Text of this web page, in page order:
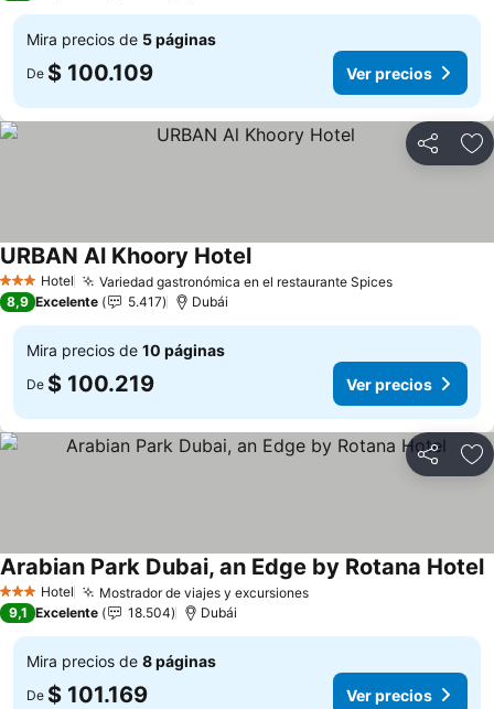
Mira precios de 5 páginas
De $ 100.109 Ver precios
Compartir
3 Estrellas
Hotel Variedad gastronómica en el restaurante SpicesVer precios
URBAN Al Khoory HotelVer precios
8,9 Excelente 5.417 Dubái
Mira precios de 10 páginas
De $ 100.219 Ver precios
Compartir
3 Estrellas
Hotel Mostrador de viajes y excursionesVer precios
Arabian Park Dubai, an Edge by Rotana Hotel
9,1 Excelente 18.504 Dubái
Mira precios de 8 páginas
De $ 101.169 Ver precios